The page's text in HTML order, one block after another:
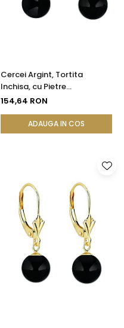
Cercei Argint, Tortita
Inchisa, cu Pietre
Semipretioase Naturale de
154,64 RON
ADAUGA IN COS